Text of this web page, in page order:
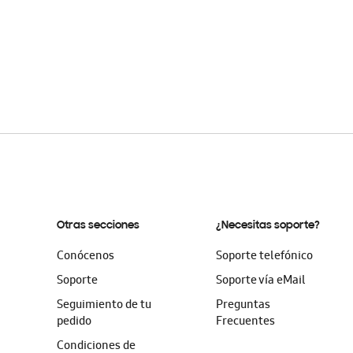
Otras secciones
Conócenos
Soporte
Seguimiento de tu
pedido
Condiciones de
¿Necesitas soporte?
Soporte telefónico
Soporte vía eMail
Preguntas
Frecuentes